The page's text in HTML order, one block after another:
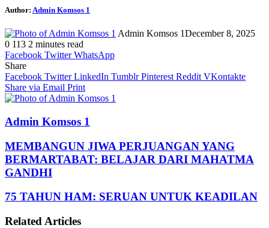
Author: Admin Komsos 1
Admin Komsos 1December 8, 2025
0 113 2 minutes read
Facebook Twitter WhatsApp
Share
Facebook Twitter LinkedIn Tumblr Pinterest Reddit VKontakte
Share via Email Print
Admin Komsos 1
MEMBANGUN JIWA PERJUANGAN YANG
BERMARTABAT: BELAJAR DARI MAHATMA
GANDHI
75 TAHUN HAM: SERUAN UNTUK KEADILAN
Related Articles